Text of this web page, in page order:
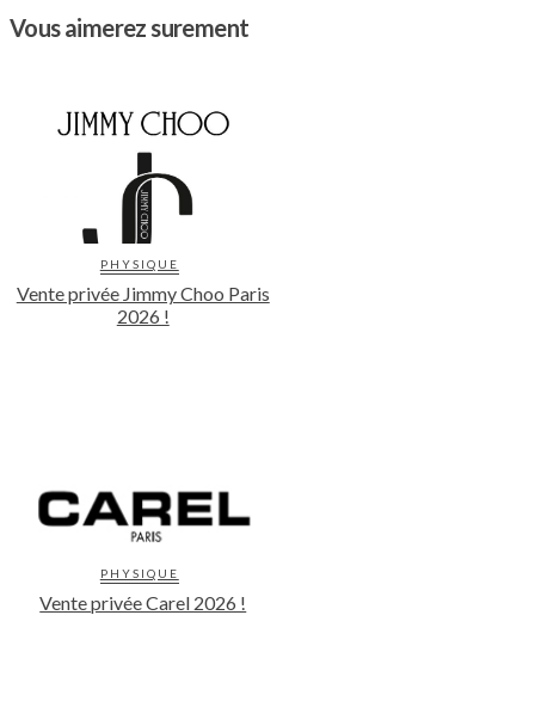
Vous aimerez surement
PHYSIQUE
Vente privée Jimmy Choo Paris
2026 !
PHYSIQUE
Vente privée Carel 2026 !